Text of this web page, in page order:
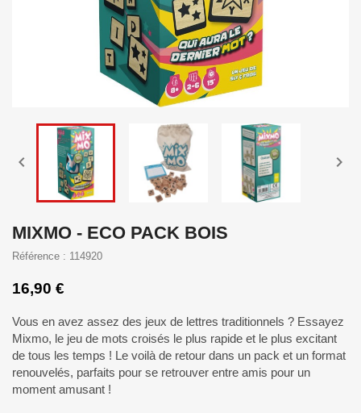
 
MIXMO - ECO PACK BOIS
Référence : 114920
16,90 €
Vous en avez assez des jeux de lettres traditionnels ? Essayez
Mixmo, le jeu de mots croisés le plus rapide et le plus excitant
de tous les temps ! Le voilà de retour dans un pack et un format
renouvelés, parfaits pour se retrouver entre amis pour un
moment amusant !